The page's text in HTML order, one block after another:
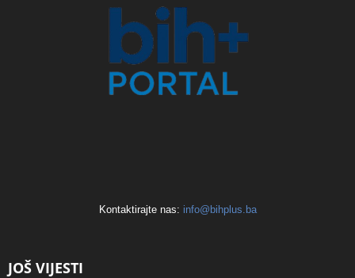
Kontaktirajte nas: info@bihplus.ba
JOŠ VIJESTI